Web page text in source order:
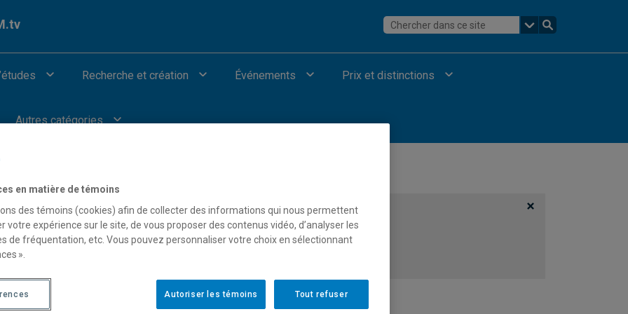
Recherche et création Événements Prix et distinctions
Autres catégories
afficher les vidéos provenant de Youtube.
en matière de témoins
des témoins (cookies) afin de collecter des informations qui nous permettent
votre expérience sur le site, de vous proposer des contenus vidéo, d’analyser les
de fréquentation, etc. Vous pouvez personnaliser votre choix en sélectionnant
».
Tout refuser
Autoriser les témoins